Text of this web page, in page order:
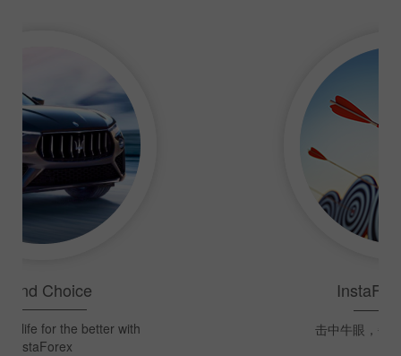
击中牛眼，每周抢1500美元！